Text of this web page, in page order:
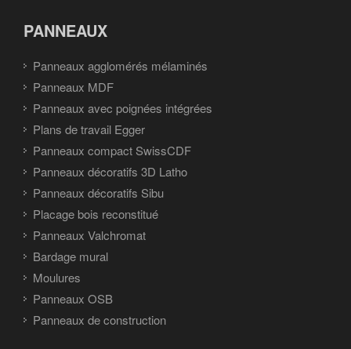
PANNEAUX
Panneaux agglomérés mélaminés
Panneaux MDF
Panneaux avec poignées intégrées
Plans de travail Egger
Panneaux compact SwissCDF
Panneaux décoratifs 3D Latho
Panneaux décoratifs Sibu
Placage bois reconstitué
Panneaux Valchromat
Bardage mural
Moulures
Panneaux OSB
Panneaux de construction